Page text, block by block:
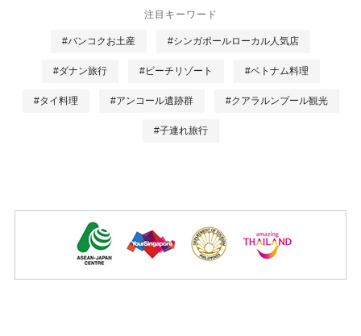
注目キーワード
#バンコクお土産 #シンガポールローカル人気店
#ダナン旅行 #ビーチリゾート #ベトナム料理
#タイ料理 #アンコール遺跡群 #クアラルンプール観光
#子連れ旅行